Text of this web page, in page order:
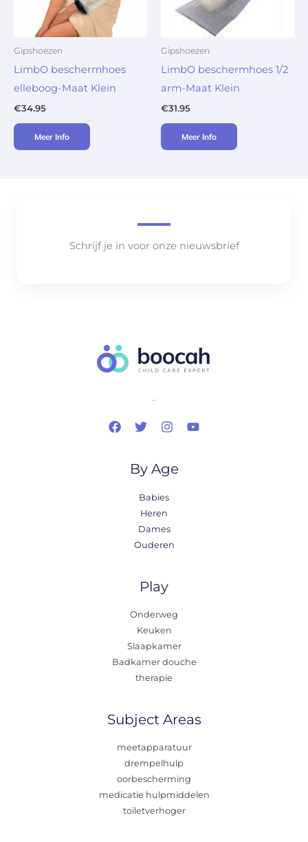
Gipshoezen
LimbO beschermhoes
elleboog-Maat Klein
€34.95
Meer Info
Gipshoezen
LimbO beschermhoes 1/2
arm-Maat Klein
€31.95
Meer Info
Schrijf je in voor onze nieuwsbrief
..
By Age
Babies
Heren
Dames
Ouderen
Play
Onderweg
Keuken
Slaapkamer
Badkamer douche
therapie
Subject Areas
meetapparatuur
drempelhulp
oorbescherming
medicatie hulpmiddelen
toiletverhoger